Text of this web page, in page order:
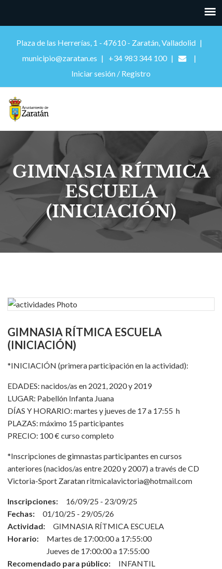
Plaza de las Herrerías, 1 - 47610 - Zaratán, Valladolid
municipio@zaratan.es
+34 983 344 100
Iniciar sesión / Registro
GIMNASIA RÍTMICA
ESCUELA
(INICIACIÓN)
GIMNASIA RÍTMICA ESCUELA
(INICIACIÓN)
*INICIACIÓN (primera participación en la actividad):
EDADES: nacidos/as en 2021, 2020 y 2019
LUGAR: Pabellón Infanta Juana
DÍAS Y HORARIO: martes y jueves de 17 a 17:55 h
PLAZAS: máximo 15 participantes
PRECIO: 100 € curso completo
*Inscripciones de gimnastas participantes en cursos
anteriores (nacidos/as entre 2020 y 2007) a través de CD
Victoria-Sport Zaratan ritmicalavictoria@hotmail.com
Inscripciones:
16/09/25 - 23/09/25
Fechas:
01/10/25 - 29/05/26
Actividad:
GIMNASIA RÍTMICA ESCUELA
Horario:
Martes de 17:00:00 a 17:55:00
Jueves de 17:00:00 a 17:55:00
Recomendado para público:
INFANTIL